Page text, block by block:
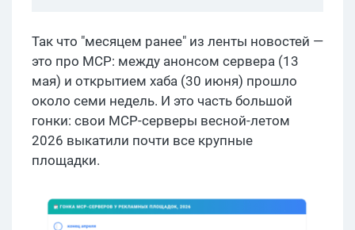
Так что "месяцем ранее" из ленты новостей —
это про MCP: между анонсом сервера (13
мая) и открытием хаба (30 июня) прошло
около семи недель. И это часть большой
гонки: свои MCP-серверы весной-летом
2026 выкатили почти все крупные
площадки.